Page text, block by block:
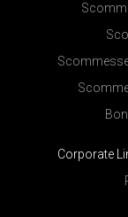
Corporate